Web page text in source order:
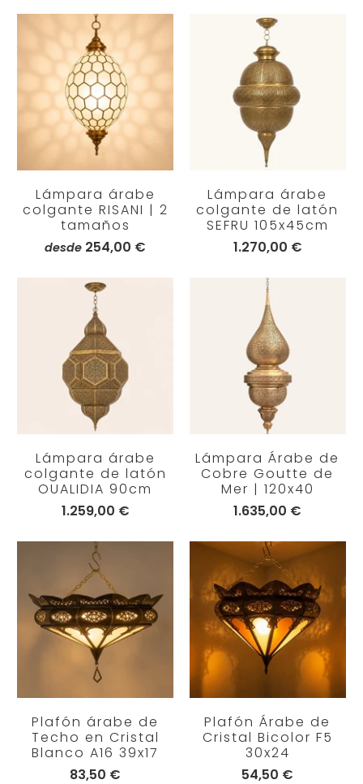
Lámpara árabe
colgante RISANI | 2
tamaños
desde 254,00 €
Lámpara árabe
colgante de latón
SEFRU 105x45cm
1.270,00 €
Lámpara árabe
colgante de latón
OUALIDIA 90cm
1.259,00 €
Lámpara Árabe de
Cobre Goutte de
Mer | 120x40
1.635,00 €
Plafón árabe de
Techo en Cristal
Blanco A16 39x17
83,50 €
Plafón Árabe de
Cristal Bicolor F5
30x24
54,50 €